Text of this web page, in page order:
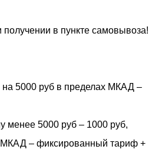
в пункте самовывоза!
на 5000 руб в пределах МКАД –
менее 5000 руб – 1000 руб,
МКАД – фиксированный тариф +